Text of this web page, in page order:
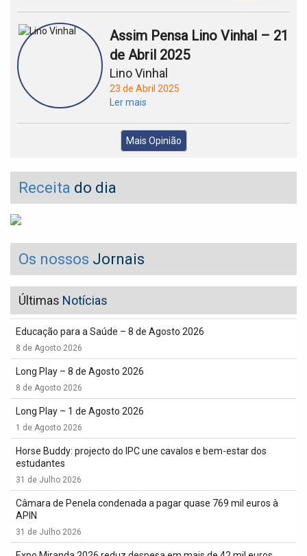
Assim Pensa Lino Vinhal – 21
de Abril 2025
Lino Vinhal
23 de Abril 2025
Ler mais
Mais Opinião
Receita do dia
Os nossos Jornais
Últimas Notícias
Educação para a Saúde – 8 de Agosto 2026
8 de Agosto 2026
Long Play – 8 de Agosto 2026
8 de Agosto 2026
Long Play – 1 de Agosto 2026
1 de Agosto 2026
Horse Buddy: projecto do IPC une cavalos e bem-estar dos
estudantes
31 de Julho 2026
Câmara de Penela condenada a pagar quase 769 mil euros à
APIN
31 de Julho 2026